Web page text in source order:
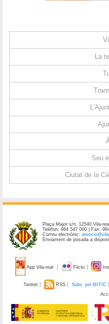
La
Seu
Ciutat de la
Plaça Major s/n. 12540 Vila-
Telèfon: 964 547 000 | Fax:
Correu electrònic:
Enviament de posada a
App Vila-real Flickr
Twitter RSS Subv. pel MITIC